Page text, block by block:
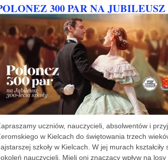
300 PAR NA
uczniów, nauczycieli, absolwentów i
w Kielcach do świętowania trzech
szkoły w Kielcach. W jej murach
nauczycieli. Mieli oni znaczący wpływ na